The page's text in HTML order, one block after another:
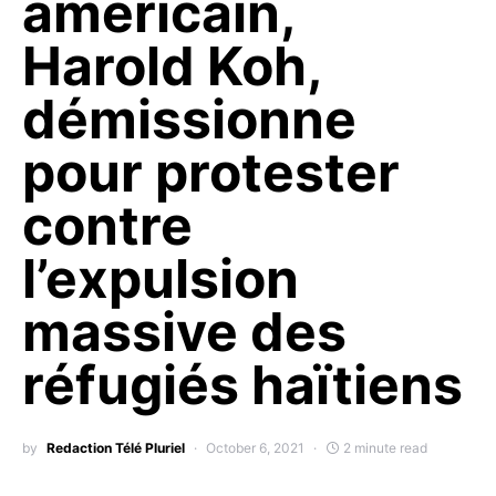
Harold Koh,
démissionne
pour protester
contre
l’expulsion
massive des
réfugiés haïtiens
by Redaction Télé Pluriel October 6, 2021 2 minute read